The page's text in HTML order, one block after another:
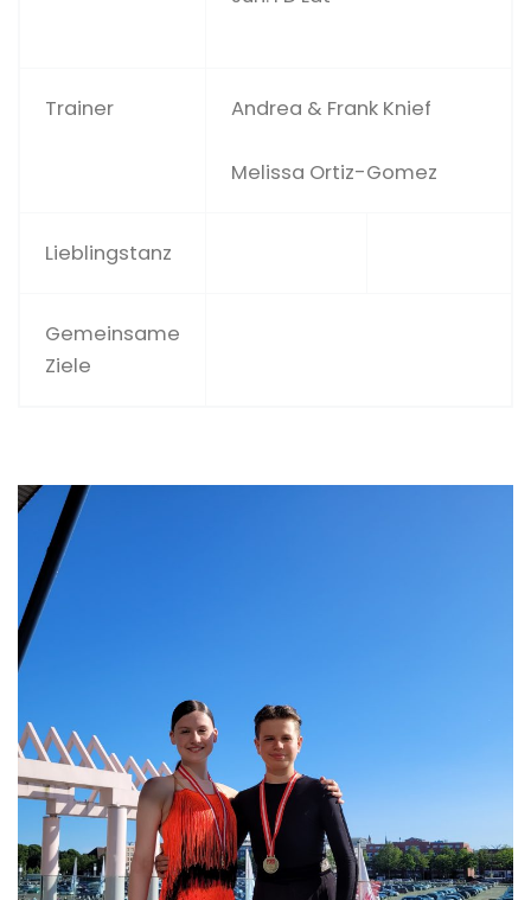
Trainer Andrea & Frank Knief
Melissa Ortiz-Gomez
Lieblingstanz
Gemeinsame
Ziele